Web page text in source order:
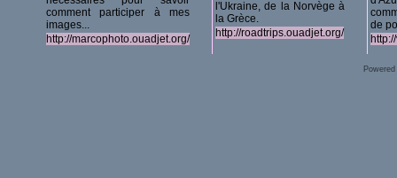
comment participer à mes
images...
http://marcophoto.ouadjet.org/
l'Ukraine, de la Norvège à
la Grèce.
http://roadtrips.ouadjet.org/
de